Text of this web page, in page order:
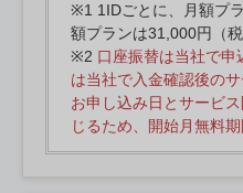
※1 1IDごとに、月額プ
額プランは31,000円（
※2 口座振替は当社で申
は当社で入金確認後の
お申し込み日とサービ
じるため、開始月無料